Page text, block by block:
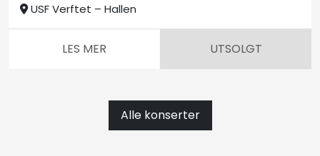
USF Verftet – Hallen
LES MER UTSOLGT
Alle konserter